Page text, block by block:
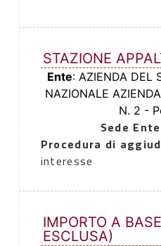
STAZIONE
Ente: AZIENDA DEL
NAZIONALE
N. 2 -
Sede Ente
Procedura di
interesse
IMPORTO A
ESCLUSA)